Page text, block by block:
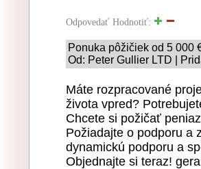
Odpovedať Hodnotiť:
Ponuka pôžičiek od 5 000
Od: Peter Gullier LTD |
Máte rozpracované
života vpred?
Chcete si požičať
Požiadajte o podporu a
dynamickú podporu a
Objednajte si teraz!